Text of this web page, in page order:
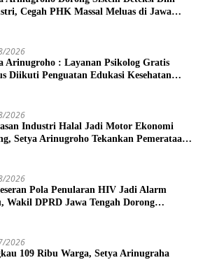
Cegah PHK Massal Meluas di Jawa
2026
Arinugroho : Layanan Psikolog Gratis
Diikuti Penguatan Edukasi Kesehatan
2026
Industri Halal Jadi Motor Ekonomi
Setya Arinugroho Tekankan Pemerataan
2026
Pola Penularan HIV Jadi Alarm
Wakil DPRD Jawa Tengah Dorong
2026
109 Ribu Warga, Setya Arinugraha